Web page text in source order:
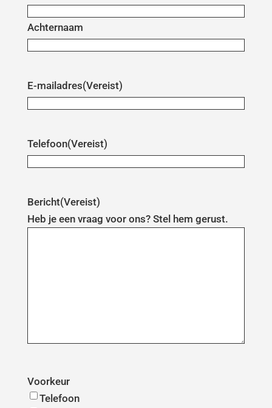
Achternaam
E-mailadres(Vereist)
Telefoon(Vereist)
Bericht(Vereist)
Heb je een vraag voor ons? Stel hem gerust.
Voorkeur
Telefoon